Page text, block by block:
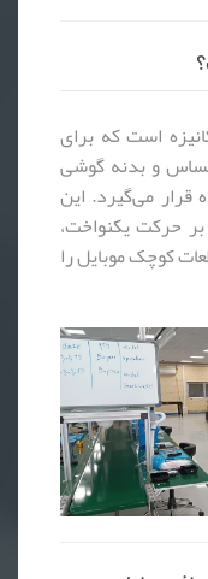
است که برای
حساس و بدنه گوشی
قرار می‌گیرد. این
حرکت یکنواخت،
کوچک موبایل را